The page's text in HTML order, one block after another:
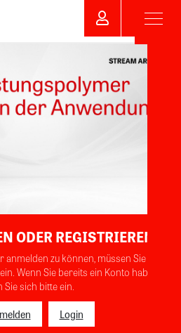
ODER REGISTRIEREN
anmelden zu können, müssen Sie
Wenn Sie bereits ein Konto haben,
Sie sich bitte ein.
Login